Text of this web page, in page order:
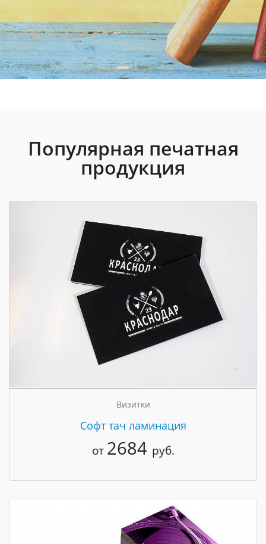
Популярная печатная
продукция
Визитки
Cофт тач ламинация
от 2684 руб.